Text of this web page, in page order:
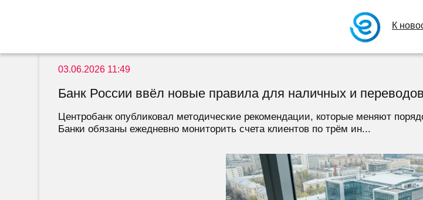
К
03.06.2026 11:49
Банк России ввёл новые правила для наличных и
Центробанк опубликовал методические рекомендации, которые меняют
Банки обязаны ежедневно мониторить счета клиентов по трём ин...